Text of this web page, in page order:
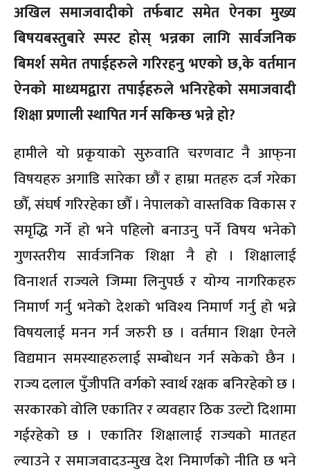
अखिल समाजवादीको तर्फबाट समेत ऐनका मुख्य
बिषयबस्तुबारे स्पस्ट होस् भन्नका लागि सार्वजनिक
बिमर्श समेत तपाईहरुले गरिरहनु भएको छ,के वर्तमान
ऐनको माध्यमद्वारा तपाईहरुले भनिरहेको समाजवादी
शिक्षा प्रणाली स्थापित गर्न सकिन्छ भन्ने हो?
हामीले यो प्रकृयाको सुरुवाति चरणवाट नै आफ्‌ना
विषयहरु अगाडि सारेका छौं र हाम्रा मतहरु दर्ज गरेका
छौँ, संघर्ष गरिरहेका छौँ । नेपालको वास्तविक विकास र
समृद्धि गर्ने हो भने पहिलो बनाउनु पर्ने विषय भनेको
गुणस्तरीय सार्वजनिक शिक्षा नै हो । शिक्षालाई
विनाशर्त राज्यले जिम्मा लिनुपर्छ र योग्य नागरिकहरु
निमार्ण गर्नु भनेको देशको भविश्य निमार्ण गर्नु हो भन्ने
विषयलाई मनन गर्न जरुरी छ । वर्तमान शिक्षा ऐनले
विद्यमान समस्याहरुलाई सम्बोधन गर्न सकेको छैन ।
राज्य दलाल पुँजीपति वर्गको स्वार्थ रक्षक बनिरहेको छ ।
सरकारको वोलि एकातिर र व्यवहार ठिक उल्टो दिशामा
गईरहेको छ । एकातिर शिक्षालाई राज्यको मातहत
ल्याउने र समाजवादउन्मुख देश निमार्णको नीति छ भने